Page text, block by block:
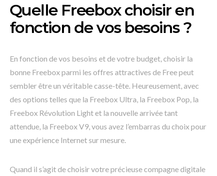
Quelle Freebox choisir en
fonction de vos besoins ?
En fonction de vos besoins et de votre budget, choisir la
bonne Freebox parmi les offres attractives de Free peut
sembler être un véritable casse-tête. Heureusement, avec
des options telles que la Freebox Ultra, la Freebox Pop, la
Freebox Révolution Light et la nouvelle arrivée tant
attendue, la Freebox V9, vous avez l’embarras du choix pour
une expérience Internet sur mesure.
Quand il s’agit de choisir votre précieuse compagne digitale